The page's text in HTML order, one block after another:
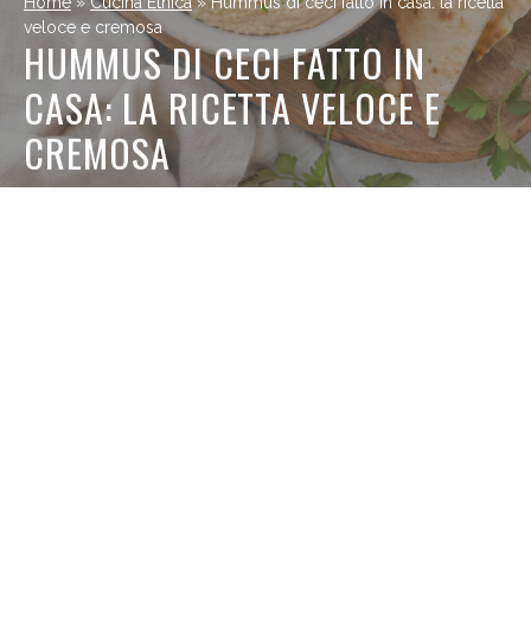
veloce e cremosa
HUMMUS DI CECI FATTO IN
CASA: LA RICETTA VELOCE E
CREMOSA